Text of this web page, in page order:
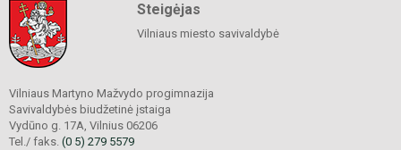
Steigėjas
Vilniaus miesto savivaldybė
Vilniaus Martyno Mažvydo progimnazija
Savivaldybės biudžetinė įstaiga
Vydūno g. 17A, Vilnius 06206
Tel./ faks. (0 5) 279 5579